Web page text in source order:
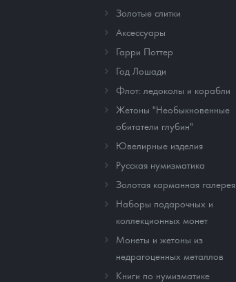
Золотые слитки
Аксессуары
Гарри Поттер
Год Лошади
Флот: ледоколы и корабли
Жетоны "Необыкновенные
обитатели глубин"
Ювелирные изделия
Русская нумизматика
Золотая карманная галерея
Наборы подарочных и
коллекционных монет
Монеты и жетоны из
недрагоценных металлов
Книги по нумизматике